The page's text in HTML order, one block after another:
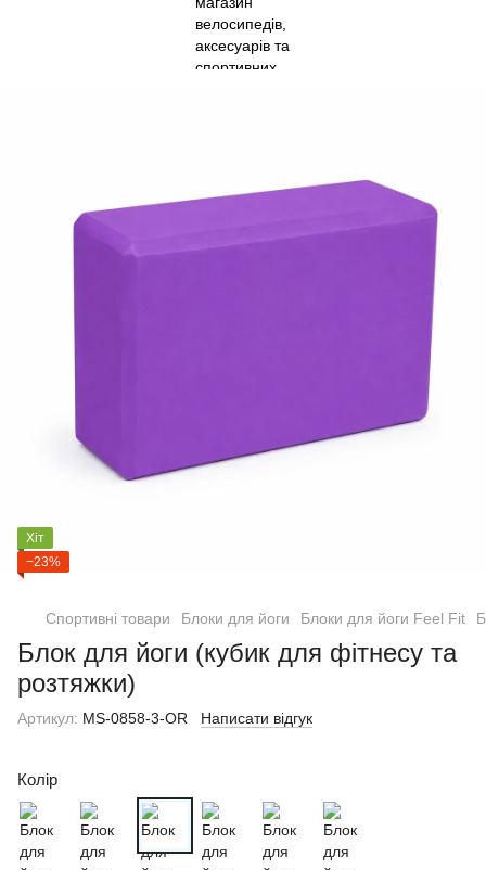
Хіт
−23%
Спортивні товари Блоки для йоги Блоки для йоги Feel Fit
Блок для йоги (кубик для фітнесу та
розтяжки)
Артикул: MS-0858-3-OR Написати відгук
Колір